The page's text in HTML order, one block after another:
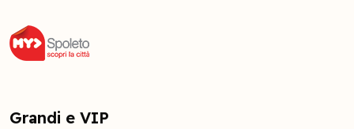
Grandi e VIP